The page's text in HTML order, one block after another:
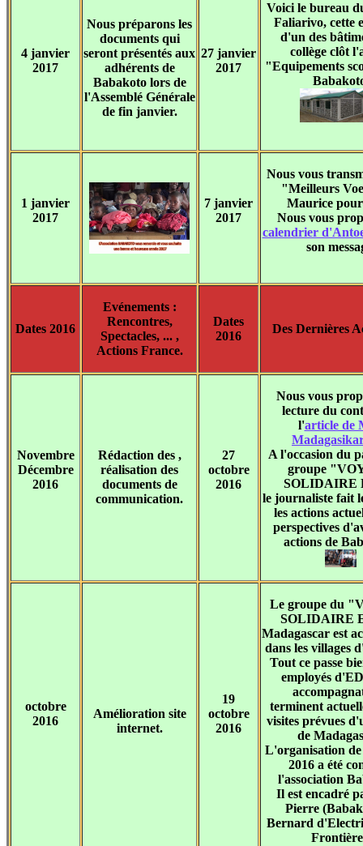
4 janvier
2017
Nous préparons les
documents qui
seront présentés aux
adhérents de
Babakoto lors de
l'Assemblé Générale
de fin janvier.
27 janvier
2017
Voici le bureau
Faliarivo, cette
d'un des
collège clôt
"Equipements
1 janvier
2017
7 janvier
2017
Nous vous
"Meilleurs
Maurice pour
Nous vous
calendrier
son
Dates 2016
Evénements :
Rencontres,
Spectacles, ... ,
Actions France.
Dates
2016
Des Dernières
Novembre
Décembre
2016
Rédaction des ,
réalisation des
documents de
communication.
27
octobre
2016
Nous vous
lecture du
l'article de
A l'occasion du
groupe
SOLIDAIRE
le journaliste fait
les actions
perspectives
actions de
octobre
2016
Amélioration site
internet.
19
octobre
2016
Le groupe du
SOLIDAIRE
Madagascar est
dans les villages
Tout ce passe
employés
terminent
visites prévues
de
L'organisation de
2016 a été
l'association
Il est encadré
Pierre
Bernard